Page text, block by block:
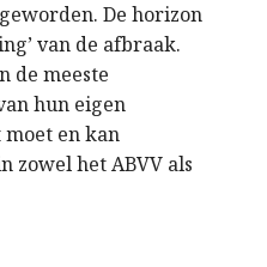
De horizon
van de afbraak.
de meeste
hun eigen
en kan
zowel het ABVV als